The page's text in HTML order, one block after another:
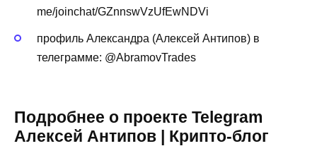
me/joinchat/GZnnswVzUfEwNDVi
профиль Александра (Алексей Антипов) в
телеграмме: @AbramovTrades
Подробнее о проекте Telegram
Алексей Антипов | Крипто-блог